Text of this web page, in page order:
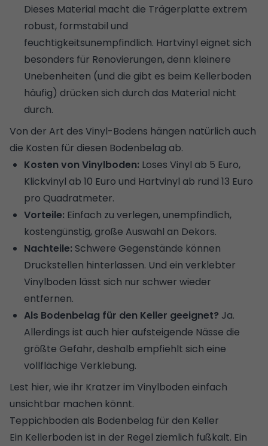
Dieses Material macht die Trägerplatte extrem
robust, formstabil und
feuchtigkeitsunempfindlich. Hartvinyl eignet sich
besonders für Renovierungen, denn kleinere
Unebenheiten (und die gibt es beim Kellerboden
häufig) drücken sich durch das Material nicht
durch.
Von der Art des Vinyl-Bodens hängen natürlich auch
die Kosten für diesen Bodenbelag ab.
Kosten von Vinylboden: Loses Vinyl ab 5 Euro,
Klickvinyl ab 10 Euro und Hartvinyl ab rund 13 Euro
pro Quadratmeter.
Vorteile: Einfach zu verlegen, unempfindlich,
kostengünstig, große Auswahl an Dekors.
Nachteile: Schwere Gegenstände können
Druckstellen hinterlassen. Und ein verklebter
Vinylboden lässt sich nur schwer wieder
entfernen.
Als Bodenbelag für den Keller geeignet? Ja.
Allerdings ist auch hier aufsteigende Nässe die
größte Gefahr, deshalb empfiehlt sich eine
vollflächige Verklebung.
Lest hier, wie ihr Kratzer im Vinylboden einfach
unsichtbar machen könnt.
Teppichboden als Bodenbelag für den Keller
Ein Kellerboden ist in der Regel ziemlich fußkalt. Ein